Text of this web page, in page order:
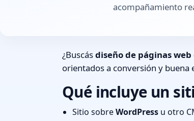
acompañamiento
¿Buscásdiseño de páginas web
orientados a conversión y buena
Qué incluye un
Sitio sobreWordPress u otro